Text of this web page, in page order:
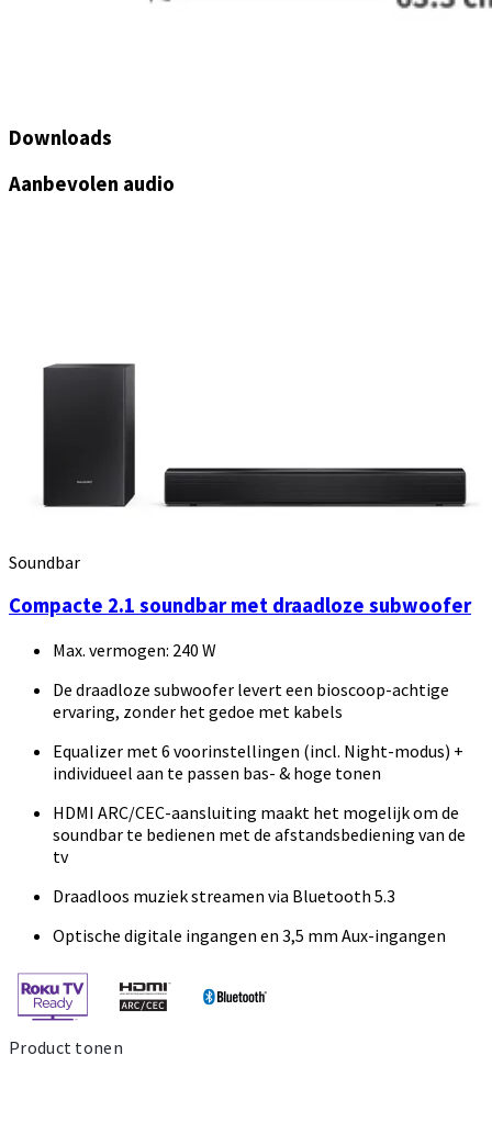
Downloads
Aanbevolen audio
Soundbar
Compacte 2.1 soundbar met draadloze subwoofer
Max. vermogen: 240 W
De draadloze subwoofer levert een bioscoop-achtige
ervaring, zonder het gedoe met kabels
Equalizer met 6 voorinstellingen (incl. Night-modus) +
individueel aan te passen bas- & hoge tonen
HDMI ARC/CEC-aansluiting maakt het mogelijk om de
soundbar te bedienen met de afstandsbediening van de
tv
Draadloos muziek streamen via Bluetooth 5.3
Optische digitale ingangen en 3,5 mm Aux-ingangen
Product tonen